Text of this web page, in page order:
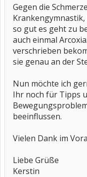
Gegen die
so gut es geht zu
auch einmal
verschrieben
sie genau an der
Nun möchte ich
Ihr noch für Tipps
beeinflussen.
Vielen Dank im
Liebe Grüße
Kerstin